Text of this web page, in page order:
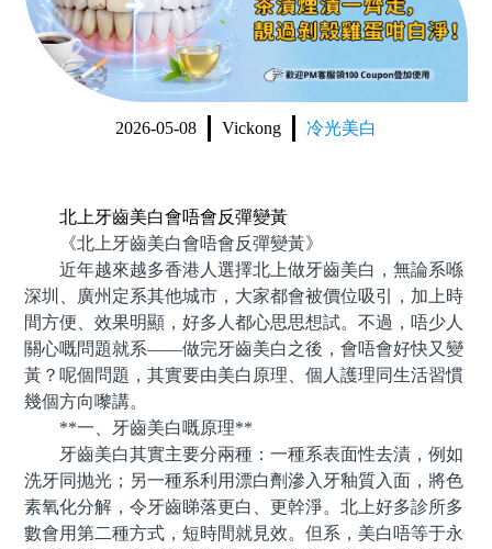
種植牙 dental implant
箍牙 orthodontics
收費標準 change standard
2026-05-08 Vickong 冷光美白
北上牙齒美白會唔會反彈變黃
《北上牙齒美白會唔會反彈變黃》
近年越來越多香港人選擇北上做牙齒美白，無論系喺
深圳、廣州定系其他城市，大家都會被價位吸引，加上時
間方便、效果明顯，好多人都心思思想試。不過，唔少人
關心嘅問題就系——做完牙齒美白之後，會唔會好快又變
黃？呢個問題，其實要由美白原理、個人護理同生活習慣
幾個方向嚟講。
**一、牙齒美白嘅原理**
牙齒美白其實主要分兩種：一種系表面性去漬，例如
洗牙同抛光；另一種系利用漂白劑滲入牙釉質入面，將色
素氧化分解，令牙齒睇落更白、更幹淨。北上好多診所多
數會用第二種方式，短時間就見效。但系，美白唔等于永